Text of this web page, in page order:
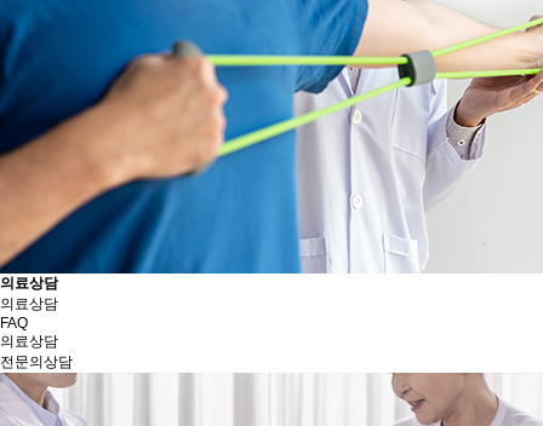
의료상담
의료상담
FAQ
의료상담
전문의상담